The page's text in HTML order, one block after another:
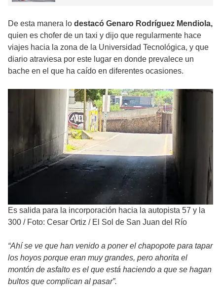
De esta manera lo destacó Genaro Rodríguez Mendiola,
quien es chofer de un taxi y dijo que regularmente hace
viajes hacia la zona de la Universidad Tecnológica, y que
diario atraviesa por este lugar en donde prevalece un
bache en el que ha caído en diferentes ocasiones.
Es salida para la incorporación hacia la autopista 57 y la
300 / Foto: Cesar Ortiz / El Sol de San Juan del Río
“Ahí se ve que han venido a poner el chapopote para tapar
los hoyos porque eran muy grandes, pero ahorita el
montón de asfalto es el que está haciendo a que se hagan
bultos que complican al pasar”.